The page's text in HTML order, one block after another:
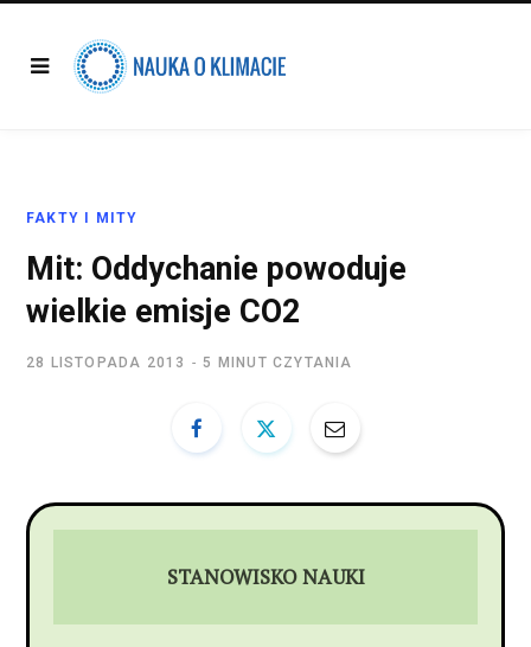
FAKTY I MITY
Mit: Oddychanie powoduje
wielkie emisje CO2
28 LISTOPADA 2013 5 MINUT CZYTANIA
STANOWISKO NAUKI